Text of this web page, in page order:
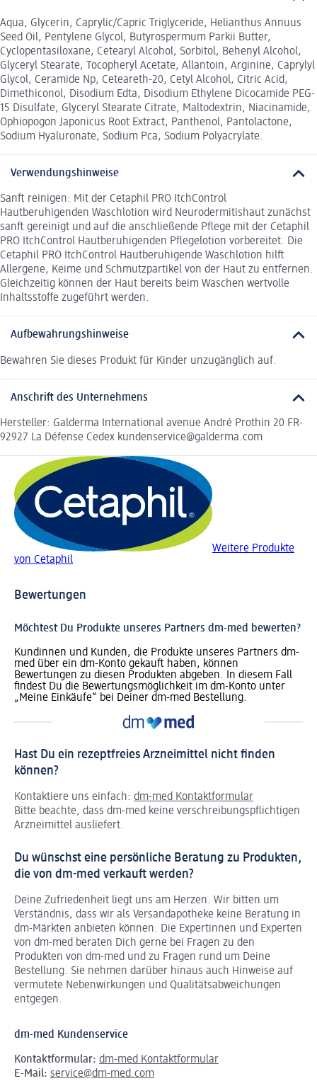
Aqua, Glycerin, Caprylic/Capric Triglyceride, Helianthus Annuus
Seed Oil, Pentylene Glycol, Butyrospermum Parkii Butter,
Cyclopentasiloxane, Cetearyl Alcohol, Sorbitol, Behenyl Alcohol,
Glyceryl Stearate, Tocopheryl Acetate, Allantoin, Arginine, Caprylyl
Glycol, Ceramide Np, Ceteareth-20, Cetyl Alcohol, Citric Acid,
Dimethiconol, Disodium Edta, Disodium Ethylene Dicocamide PEG-
15 Disulfate, Glyceryl Stearate Citrate, Maltodextrin, Niacinamide,
Ophiopogon Japonicus Root Extract, Panthenol, Pantolactone,
Sodium Hyaluronate, Sodium Pca, Sodium Polyacrylate.
Verwendungshinweise
Sanft reinigen: Mit der Cetaphil PRO ItchControl
Hautberuhigenden Waschlotion wird Neurodermitishaut zunächst
sanft gereinigt und auf die anschließende Pflege mit der Cetaphil
PRO ItchControl Hautberuhigenden Pflegelotion vorbereitet. Die
Cetaphil PRO ItchControl Hautberuhigende Waschlotion hilft
Allergene, Keime und Schmutzpartikel von der Haut zu entfernen.
Gleichzeitig können der Haut bereits beim Waschen wertvolle
Inhaltsstoffe zugeführt werden.
Aufbewahrungshinweise
Bewahren Sie dieses Produkt für Kinder unzugänglich auf.
Anschrift des Unternehmens
Hersteller: Galderma International avenue André Prothin 20 FR-
92927 La Défense Cedex kundenservice@galderma.com
Weitere Produkte
von Cetaphil
Bewertungen
Möchtest Du Produkte unseres Partners dm-med bewerten?
Kundinnen und Kunden, die Produkte unseres Partners dm-
med über ein dm-Konto gekauft haben, können
Bewertungen zu diesen Produkten abgeben. In diesem Fall
findest Du die Bewertungsmöglichkeit im dm-Konto unter
„Meine Einkäufe“ bei Deiner dm-med Bestellung.
Hast Du ein rezeptfreies Arzneimittel nicht finden
können?
Kontaktiere uns einfach: dm-med Kontaktformular
Bitte beachte, dass dm-med keine verschreibungspflichtigen
Arzneimittel ausliefert.
Du wünschst eine persönliche Beratung zu Produkten,
die von dm-med verkauft werden?
Deine Zufriedenheit liegt uns am Herzen. Wir bitten um
Verständnis, dass wir als Versandapotheke keine Beratung in
dm-Märkten anbieten können. Die Expertinnen und Experten
von dm-med beraten Dich gerne bei Fragen zu den
Produkten von dm-med und zu Fragen rund um Deine
Bestellung. Sie nehmen darüber hinaus auch Hinweise auf
vermutete Nebenwirkungen und Qualitätsabweichungen
entgegen.
dm-med Kundenservice
Kontaktformular: dm-med Kontaktformular
E-Mail: service@dm-med.com